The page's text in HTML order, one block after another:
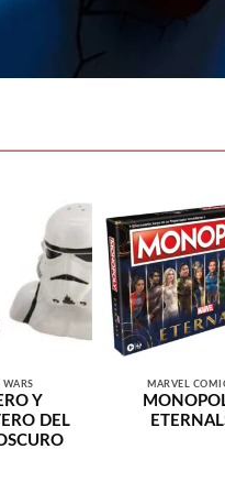
WARS
Y
DEL
MARVEL